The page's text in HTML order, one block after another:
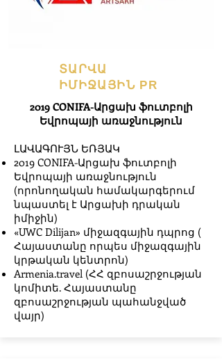
2019 CONIFA-Արցախ ֆուտբոլի
Եվրոպայի առաջնություն
ԼԱՎԱԳՈՒՅՆ ԵՌՅԱԿ
2019 CONIFA-Արցախ ֆուտբոլի
Եվրոպայի առաջնություն
(որոնողական համակարգերում
նպաստել է Արցախի դրական
իմիջին)
«UWC Dilijan» միջազգային դպրոց (
Հայաստանը որպես միջազգային
կրթական կենտրոն)
Armenia.travel (ՀՀ զբոսաշրջության
կոմիտե. Հայաստանը
զբոսաշրջության պահանջված
վայր)
ՏԱՐՎԱ
ԻՄԻՋԱՅԻՆ PR